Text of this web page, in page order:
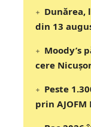
Dunărea,
din 13
Moody’s
cere
Peste
prin